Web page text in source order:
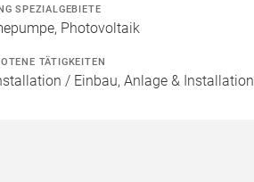
SPEZIALGEBIETE
Photovoltaik
TÄTIGKEITEN
/ Einbau, Anlage & Installation